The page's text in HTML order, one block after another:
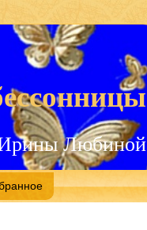
Ирины Любиной